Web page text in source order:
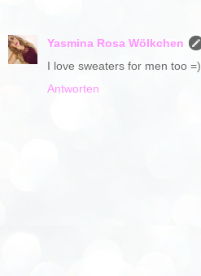
Yasmina Rosa Wölkchen
I love sweaters for men too =)
Antworten